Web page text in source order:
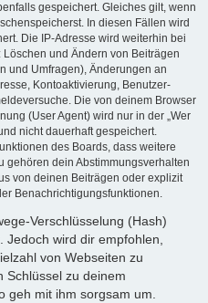
gespeichert. Gleiches gilt, wenn
In diesen Fällen wird
Die IP-Adresse wird weiterhin bei
und Ändern von Beiträgen
und Umfragen), Änderungen an
Kontoaktivierung, Benutzer-
Die von deinem Browser
(User Agent) wird nur in der „Wer
nicht dauerhaft gespeichert.
des Boards, dass weitere
gehören dein Abstimmungsverhalten
von deinen Beiträgen oder explizit
Benachrichtigungsfunktionen.
Verschlüsselung (Hash)
wird dir empfohlen,
von Webseiten zu
Schlüssel zu deinem
geh mit ihm sorgsam um.